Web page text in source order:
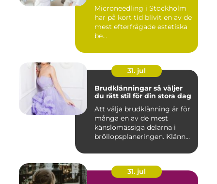
Microneedling i Stockholm
har på kort tid blivit en av de
mest efterfrågade estetiska
be...
31. jul
Brudklänningar så väljer
du rätt stil för din stora dag
Att välja brudklänning är för
många en av de mest
känslomässiga delarna i
bröllopsplaneringen. Klänn...
31. jul